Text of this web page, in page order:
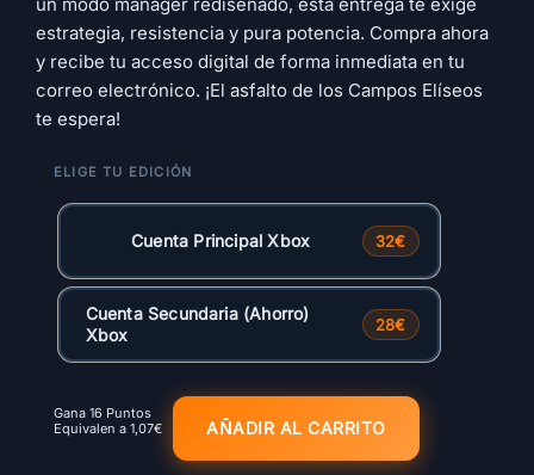
estrategia, resistencia y pura potencia. Compra ahora
y recibe tu acceso digital de forma inmediata en tu
correo electrónico. ¡El asfalto de los Campos Elíseos
te espera!
Cuenta Principal Xbox 32€
Cuenta Secundaria (Ahorro)
Xbox
28€
Gana 16 Puntos
Equivalen a 1,07€ AÑADIR AL CARRITO